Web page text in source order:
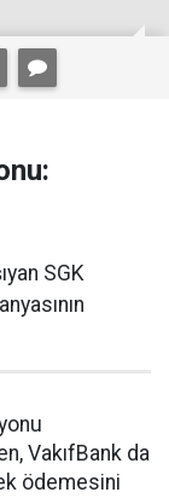
SGK
VakıfBank da
ödemesini